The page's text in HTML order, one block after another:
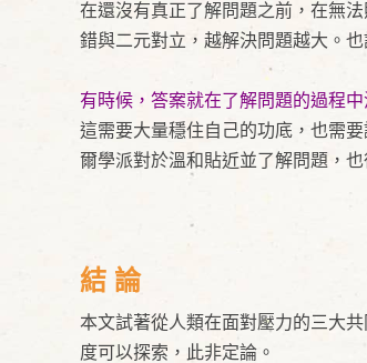
在還沒有真正了解問題之前，在無
錯與二元對立，越解決問題越大。
有時候，答案就在了解問題的過程
這需要大量穩住自己的功底，也需
爾學派對於溫和貼近並了解問題，也
結 論
本文試著從人類在面對壓力的三大
度可以探索，此非定論。